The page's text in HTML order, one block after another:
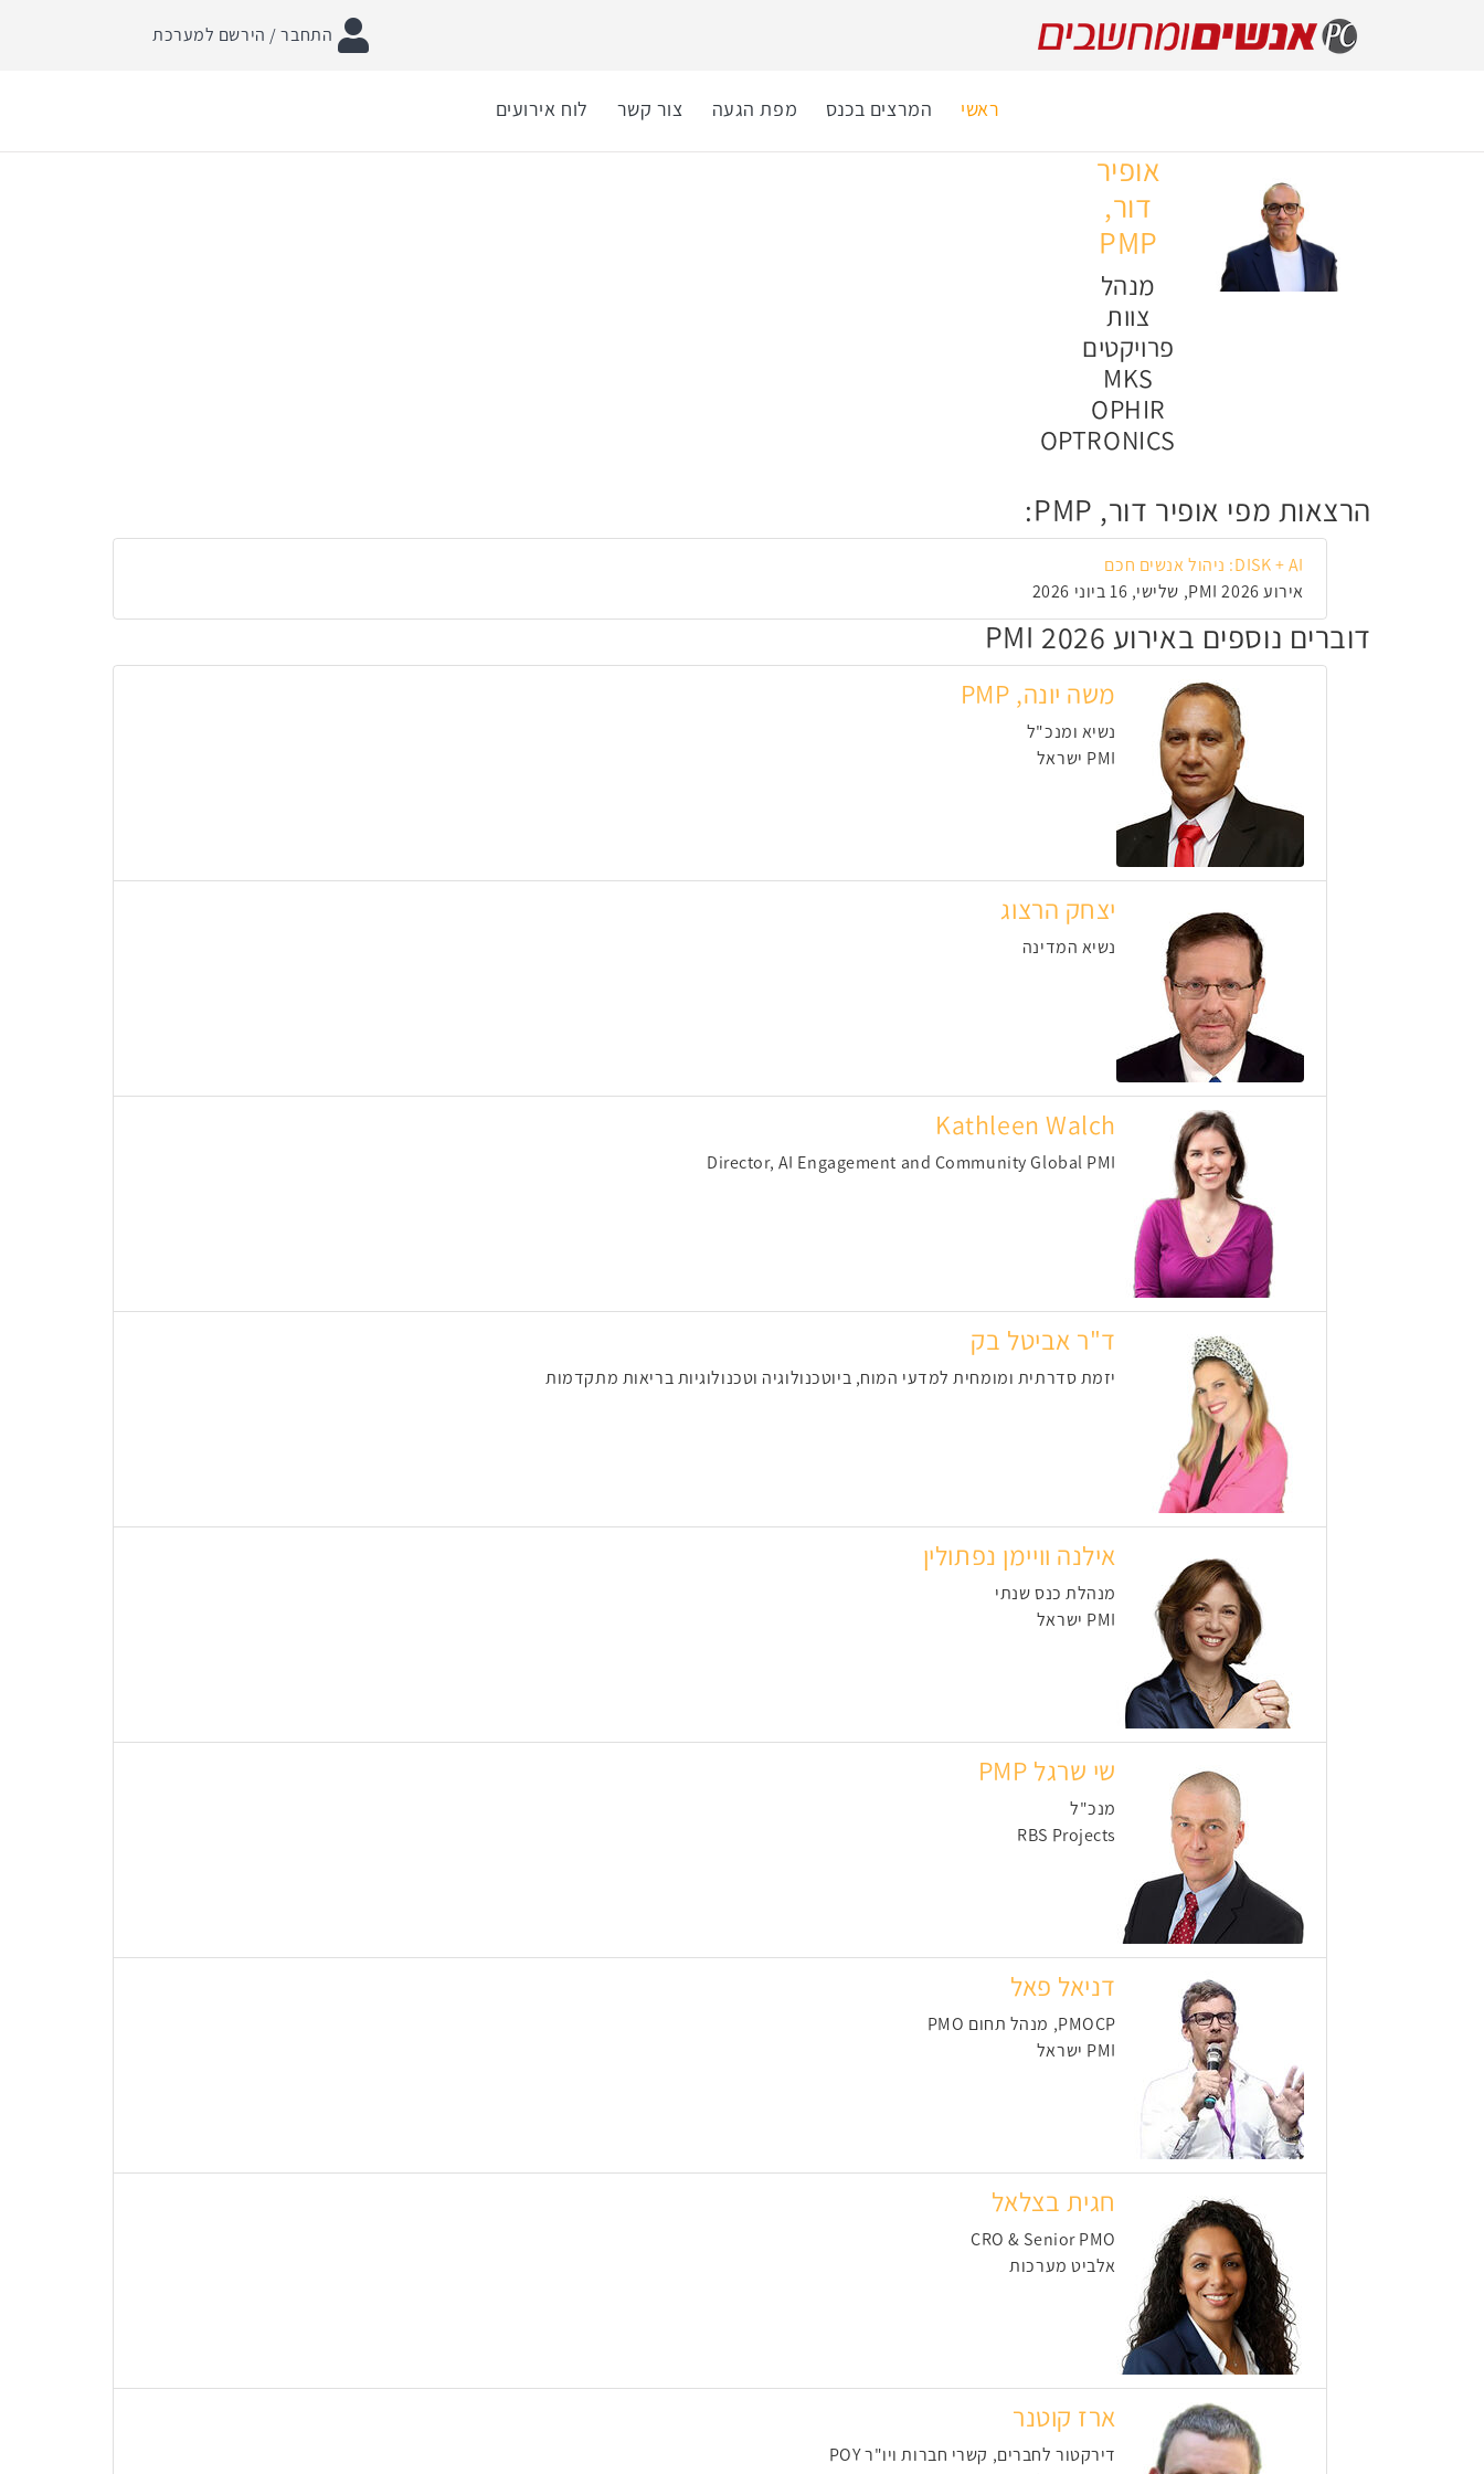
התחבר / הירשם למערכת
ראשי המרצים בכנס מפת הגעה צור קשר לוח אירועים
אופיר
דור,
PMP
מנהל
צוות
פרויקטים
MKS
OPHIR
OPTRONICS
הרצאות מפי אופיר דור, PMP:
DISK + AI: ניהול אנשים חכם
אירוע PMI 2026, שלישי, 16 ביוני 2026
דוברים נוספים באירוע PMI 2026
משה יונה, PMP
נשיא ומנכ"ל
PMI ישראל
יצחק הרצוג
נשיא המדינה
Kathleen Walch
Director, AI Engagement and Community Global PMI
ד"ר אביטל בק
יזמת סדרתית ומומחית למדעי המוח, ביוטכנולוגיה וטכנולוגיות בריאות מתקדמות
אילנה וויימן נפתולין
מנהלת כנס שנתי
PMI ישראל
שי שרגל PMP
מנכ"ל
RBS Projects
דניאל פאל
PMOCP, מנהל תחום PMO
PMI ישראל
חגית בצלאל
CRO & Senior PMO
אלביט מערכות
ארז קוטנר
דירקטור לחברים, קשרי חברות ויו"ר POY